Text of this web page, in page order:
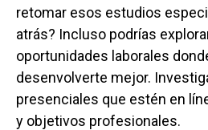
retomar esos estudios
atrás? Incluso podrías
oportunidades laborales
desenvolverte mejor.
presenciales que estén en
y objetivos profesionales.